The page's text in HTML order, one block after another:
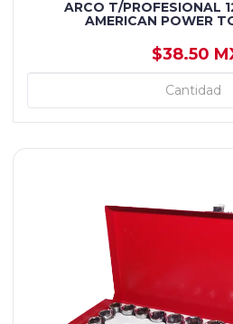
ARCO T/PROFESIONAL
AMERICAN POWER
$38.50
+ AGREGAR